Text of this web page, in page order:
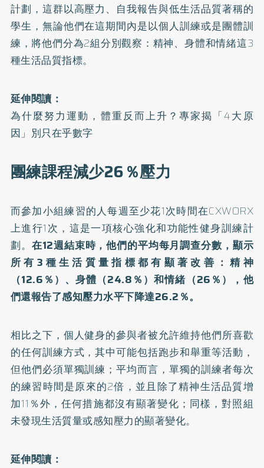
計劃，這群以高壓力、自我報告與低生活品質著稱的
學生，無論他們在這期間內是以個人訓練或是團體訓
練，將他們分為2組分別觀察：精神、身體和情緒這3
種生活品質指標。
延伸閱讀：
為什麼努力運動，體重反而上升？專家揭「4大原
因」別只在乎數字
團練課程減少26％壓力
而參加小組練習的人每週至少花1次時間在CXWORX
上進行1次，這是一項核心強化和功能性健身訓練計
劃。 在12週結束時，他們的平均每月調查分數，顯示
所有3種生活質量指標都有顯著改善：精神
（12.6％）、身體（24.8％）和情緒（26％），他
們還報告了感知壓力水平下降達26.2％。
相比之下，個人健身的參與者被允許維持他們所喜歡
的任何訓練方式，其中可能包括跑步和舉重等活動，
但他們必須單獨訓練；平均而言，單獨的訓練者每次
的練習時間是原來的2倍，並且除了精神生活品質增
加11％外，任何措施都沒有顯著變化；同樣，對照組
未發現生活質量或感知壓力的顯著變化。
延伸閱讀：